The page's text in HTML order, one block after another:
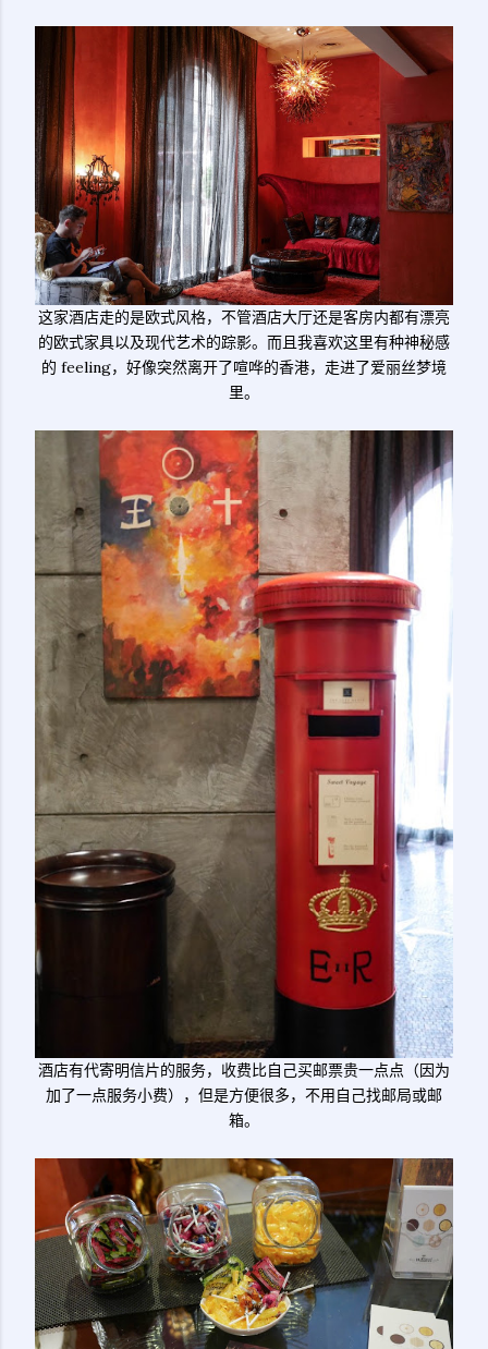
这家酒店走的是欧式风格，不管酒店大厅还是客房内都有漂亮
的欧式家具以及现代艺术的踪影。而且我喜欢这里有种神秘感
的 feeling，好像突然离开了喧哗的香港，走进了爱丽丝梦境
里。
酒店有代寄明信片的服务，收费比自己买邮票贵一点点（因为
加了一点服务小费），但是方便很多，不用自己找邮局或邮
箱。